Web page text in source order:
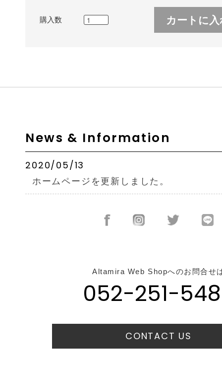
購入数 カートに
News & Information
2020/05/13
ホームページを更新しました。
Altamira Web Shopへのお問合せ
052-251-
CONTACT US